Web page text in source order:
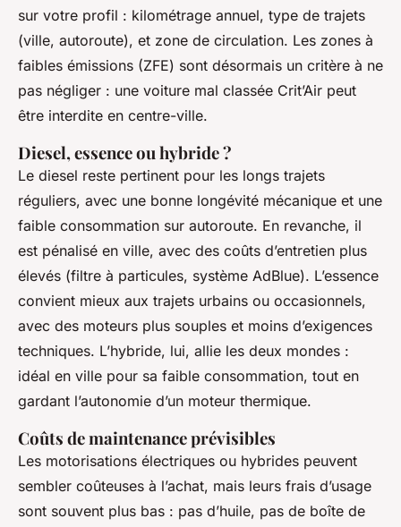
sur votre profil : kilométrage annuel, type de trajets
(ville, autoroute), et zone de circulation. Les zones à
faibles émissions (ZFE) sont désormais un critère à ne
pas négliger : une voiture mal classée Crit’Air peut
être interdite en centre-ville.
Diesel, essence ou hybride ?
Le diesel reste pertinent pour les longs trajets
réguliers, avec une bonne longévité mécanique et une
faible consommation sur autoroute. En revanche, il
est pénalisé en ville, avec des coûts d’entretien plus
élevés (filtre à particules, système AdBlue). L’essence
convient mieux aux trajets urbains ou occasionnels,
avec des moteurs plus souples et moins d’exigences
techniques. L’hybride, lui, allie les deux mondes :
idéal en ville pour sa faible consommation, tout en
gardant l’autonomie d’un moteur thermique.
Coûts de maintenance prévisibles
Les motorisations électriques ou hybrides peuvent
sembler coûteuses à l’achat, mais leurs frais d’usage
sont souvent plus bas : pas d’huile, pas de boîte de